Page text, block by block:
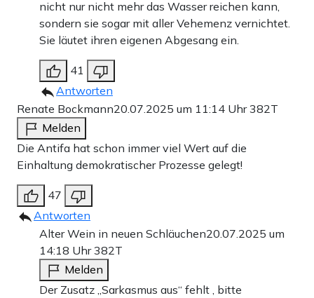
nicht nur nicht mehr das Wasser reichen kann,
sondern sie sogar mit aller Vehemenz vernichtet.
Sie läutet ihren eigenen Abgesang ein.
41
Antworten
Renate Bockmann20.07.2025 um 11:14 Uhr382T
Melden
Die Antifa hat schon immer viel Wert auf die
Einhaltung demokratischer Prozesse gelegt!
47
Antworten
Alter Wein in neuen Schläuchen20.07.2025 um
14:18 Uhr382T
Melden
Der Zusatz „Sarkasmus aus“ fehlt , bitte